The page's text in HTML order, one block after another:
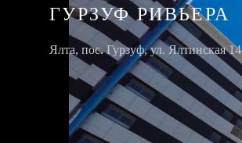
ГУРЗУФ РИВЬЕРА
Ялта, пос. Гурзуф, ул. Ялтинская 14